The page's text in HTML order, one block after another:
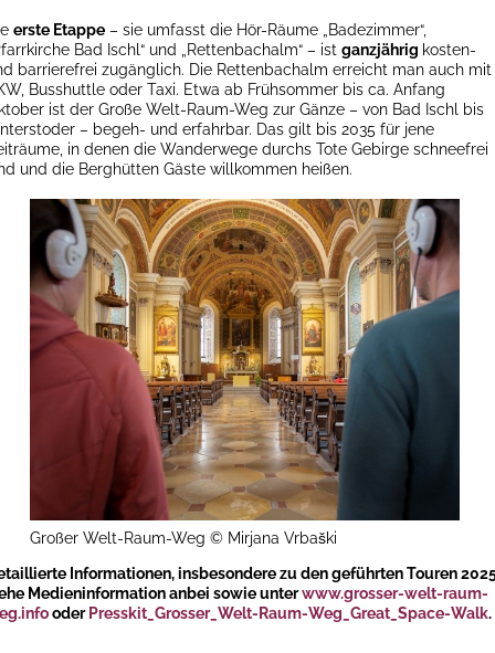
erste Etappe – sie umfasst die Hör-Räume „Badezimmer“,
Bad Ischl“ und „Rettenbachalm“ – ist ganzjährig kosten-
barrierefrei zugänglich. Die Rettenbachalm erreicht man auch mit
Busshuttle oder Taxi. Etwa ab Frühsommer bis ca. Anfang
ist der Große Welt-Raum-Weg zur Gänze – von Bad Ischl bis
– begeh- und erfahrbar. Das gilt bis 2035 für jene
in denen die Wanderwege durchs Tote Gebirge schneefrei
und die Berghütten Gäste willkommen heißen.
Großer Welt-Raum-Weg © Mirjana Vrbaški
Informationen, insbesondere zu den geführten Touren
Medieninformation anbei sowie unterwww.grosser-welt-raum-
oderPresskit_Grosser_Welt-Raum-Weg_Great_Space-Walk.